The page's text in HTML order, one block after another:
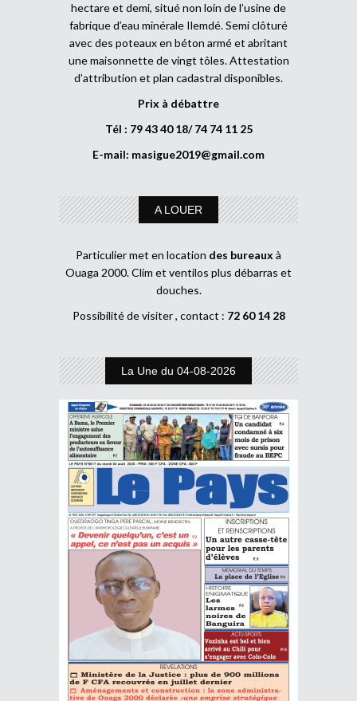
hectare et demi, situé non loin de l’usine de
fabrique d’eau minérale Ilemdé. Semi clôturé
avec des poteaux en béton armé et abritant
une maisonnette de vingt tôles. Attestation
d’attribution et plan cadastral disponibles.
Prix à débattre
Tél : 79 43 40 18/ 74 74 11 25
E-mail: masigue2019@gmail.com
A LOUER
Particulier met en location des bureaux à
Ouaga 2000. Clim et ventilos plus débarras et
douches.
Possibilité de visiter , contact : 72 60 14 28
La Une du 04-08-2026